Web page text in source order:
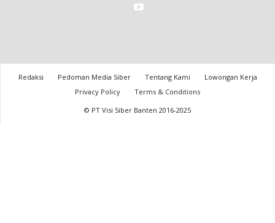
Redaksi Pedoman Media Siber Tentang Kami
Lowongan Kerja
Privacy Policy
Terms & Conditions
© PT Visi Siber Banten 2016-2025